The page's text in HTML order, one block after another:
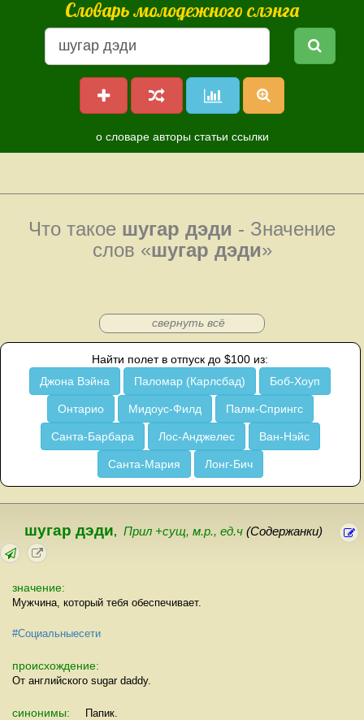
Словарь молодежного слэнга
о словаре авторы статьи ссылки
Что такое шугар дэди - Значение
слов «шугар дэди»
свернуть всё
Найти полет в отпуск до $100 из:
Джона Вэйна
Паломар (Карлсбад) Боб-Хоуп
Онтарио Мидоус-Филд Палм-Спрингс
Санта-Барбара Лос-Анджелес Ван-Нэйс
Санта-Мария Лонг-Бич
шугар дэди, Прил +сущ, м.р., ед.ч (Содержанки)
значение:
Мужчина, который тебя обеспечивает.
#Социальныесети
происхождение:
От английского sugar daddy.
синонимы: Папик.